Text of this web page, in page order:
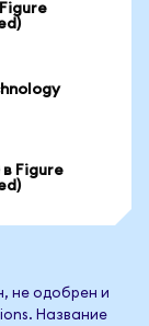
Figure
не одобрен и
Название